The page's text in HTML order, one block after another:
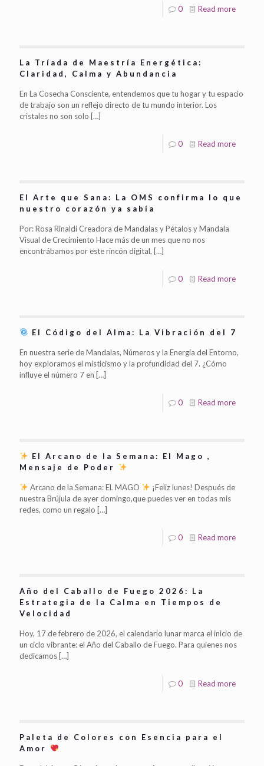
0 Read more
La Tríada de Maestría Energética:
Claridad, Calma y Abundancia
En La Cosecha Consciente, entendemos que tu hogar y tu espacio
de trabajo son un reflejo directo de tu mundo interior. Los
cristales no son solo […]
0 Read more
El Arte que Sana: La OMS confirma lo que
nuestro corazón ya sabía
Por: Rosa Rinaldi Creadora de Mandalas y Pétalos y Mandala
Visual de Crecimiento Hace más de un mes que no nos
encontrábamos por este rincón digital, […]
0 Read more
El Código del Alma: La Vibración del 7
En nuestra serie de Mandalas, Números y la Energía del Entorno,
hoy exploramos el misticismo y la profundidad del 7. ¿Cómo
influye el número 7 en […]
0 Read more
El Arcano de la Semana: El Mago ,
Mensaje de Poder
Arcano de la Semana: EL MAGO
¡Feliz lunes! Después de
nuestra Brújula de ayer domingo,que puedes ver en todas mis
redes, como un regalo […]
0 Read more
Año del Caballo de Fuego 2026: La
Estrategia de la Calma en Tiempos de
Velocidad
Hoy, 17 de febrero de 2026, el calendario lunar marca el inicio de
un ciclo vibrante: el Año del Caballo de Fuego. Para quienes nos
dedicamos […]
0 Read more
Paleta de Colores con Esencia para el
Amor